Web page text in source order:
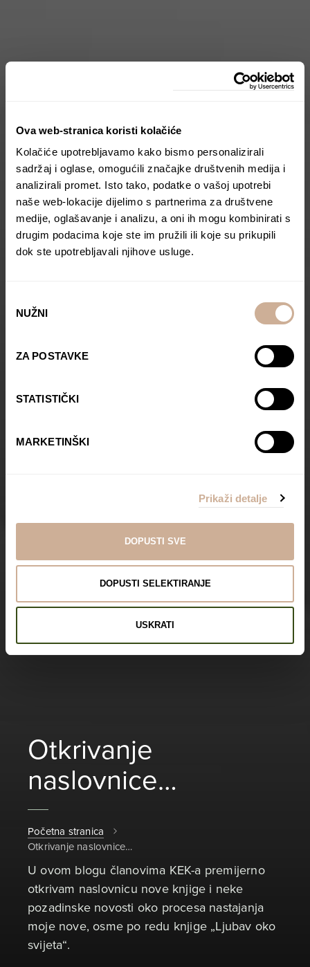
Ova web-stranica koristi kolačiće
Kolačiće upotrebljavamo kako bismo personalizirali
sadržaj i oglase, omogućili značajke društvenih medija i
analizirali promet. Isto tako, podatke o vašoj upotrebi
naše web-lokacije dijelimo s partnerima za društvene
medije, oglašavanje i analizu, a oni ih mogu kombinirati s
drugim podacima koje ste im pružili ili koje su prikupili
dok ste upotrebljavali njihove usluge.
pristanka
NUŽNI
ZA POSTAVKE
STATISTIČKI
MARKETINŠKI
Prikaži detalje
DOPUSTI SVE
DOPUSTI SELEKTIRANJE
USKRATI
Otkrivanje
naslovnice…
Početna stranica
Otkrivanje naslovnice…
U ovom blogu članovima KEK-a premijerno
otkrivam naslovnicu nove knjige i neke
pozadinske novosti oko procesa nastajanja
moje nove, osme po redu knjige „Ljubav oko
svijeta“.